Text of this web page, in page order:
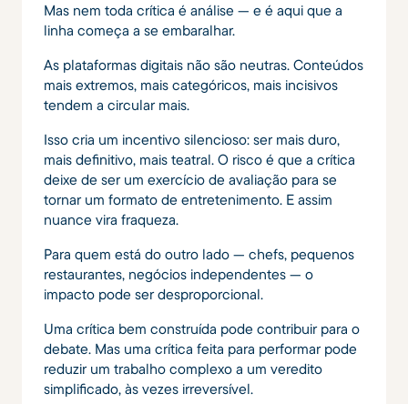
Mas nem toda crítica é análise — e é aqui que a
linha começa a se embaralhar.
As plataformas digitais não são neutras. Conteúdos
mais extremos, mais categóricos, mais incisivos
tendem a circular mais.
Isso cria um incentivo silencioso: ser mais duro,
mais definitivo, mais teatral. O risco é que a crítica
deixe de ser um exercício de avaliação para se
tornar um formato de entretenimento. E assim
nuance vira fraqueza.
Para quem está do outro lado — chefs, pequenos
restaurantes, negócios independentes — o
impacto pode ser desproporcional.
Uma crítica bem construída pode contribuir para o
debate. Mas uma crítica feita para performar pode
reduzir um trabalho complexo a um veredito
simplificado, às vezes irreversível.